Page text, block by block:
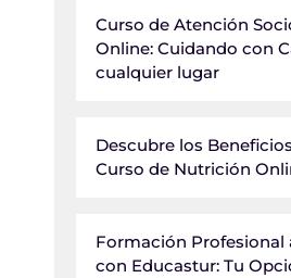
Curso de Atención
Online: Cuidando con
cualquier lugar
Descubre los
Curso de Nutrición
Formación Profesional
con Educastur: Tu